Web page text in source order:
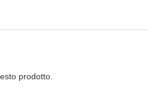
prodotto.